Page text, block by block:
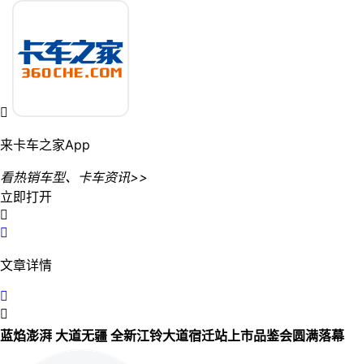

来卡车之家App
看热销车型、卡车资讯>>
立即打开


文章详情


蓝焰澎湃 大道无疆 全新江铃大道宿迁站上市品鉴会圆满落幕